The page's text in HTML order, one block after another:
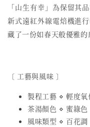
「山生有幸」為保留其
新式遠紅外線電焙機進
藏了一份如春天般優雅的
〔 工藝與風味 〕
製程工藝 ⋄ 輕度氧
茶湯顏色 ⋄ 蜜綠色
風味類型 ⋄ 百花調